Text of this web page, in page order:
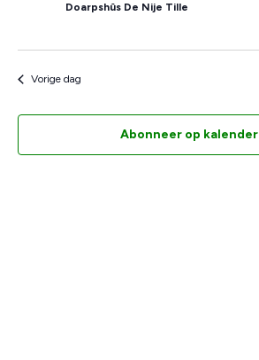
Doarpshûs De Nije Tille
Vorige dag
Abonneer op kalender